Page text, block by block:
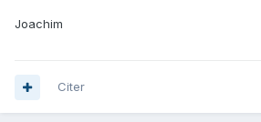
Joachim
Citer